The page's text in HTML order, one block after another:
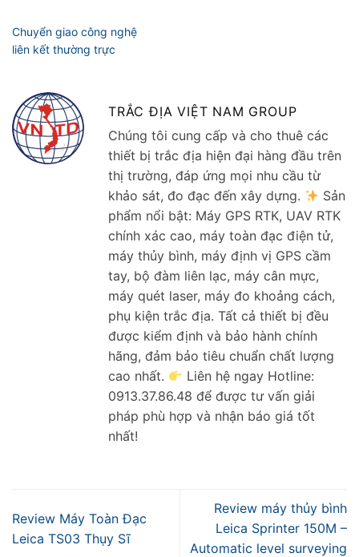
TRẮC ĐỊA VIỆT NAM GROUP
Chúng tôi cung cấp và cho thuê các
thiết bị trắc địa hiện đại hàng đầu trên
thị trường, đáp ứng mọi nhu cầu từ
khảo sát, đo đạc đến xây dựng.
Sản
phẩm nổi bật: Máy GPS RTK, UAV RTK
chính xác cao, máy toàn đạc điện tử,
máy thủy bình, máy định vị GPS cầm
tay, bộ đàm liên lạc, máy cân mực,
máy quét laser, máy đo khoảng cách,
phụ kiện trắc địa. Tất cả thiết bị đều
được kiểm định và bảo hành chính
hãng, đảm bảo tiêu chuẩn chất lượng
cao nhất.
Liên hệ ngay Hotline:
0913.37.86.48 để được tư vấn giải
pháp phù hợp và nhận báo giá tốt
nhất!
Review Máy Toàn Đạc
Leica TS03 Thụy Sĩ
Review máy thủy bình
Leica Sprinter 150M –
Automatic level surveying